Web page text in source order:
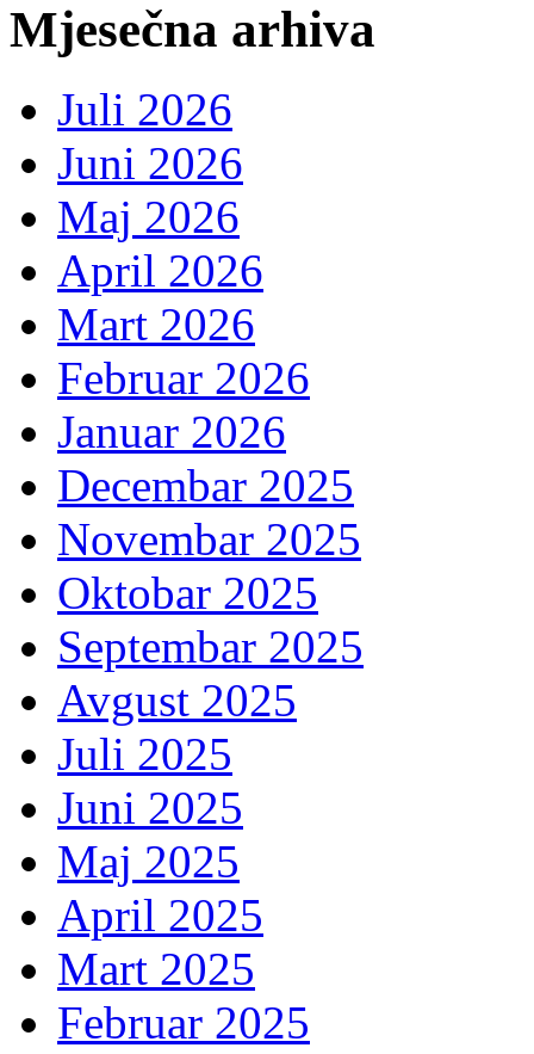
Mjesečna arhiva
Juli 2026
Juni 2026
Maj 2026
April 2026
Mart 2026
Februar 2026
Januar 2026
Decembar 2025
Novembar 2025
Oktobar 2025
Septembar 2025
Avgust 2025
Juli 2025
Juni 2025
Maj 2025
April 2025
Mart 2025
Februar 2025